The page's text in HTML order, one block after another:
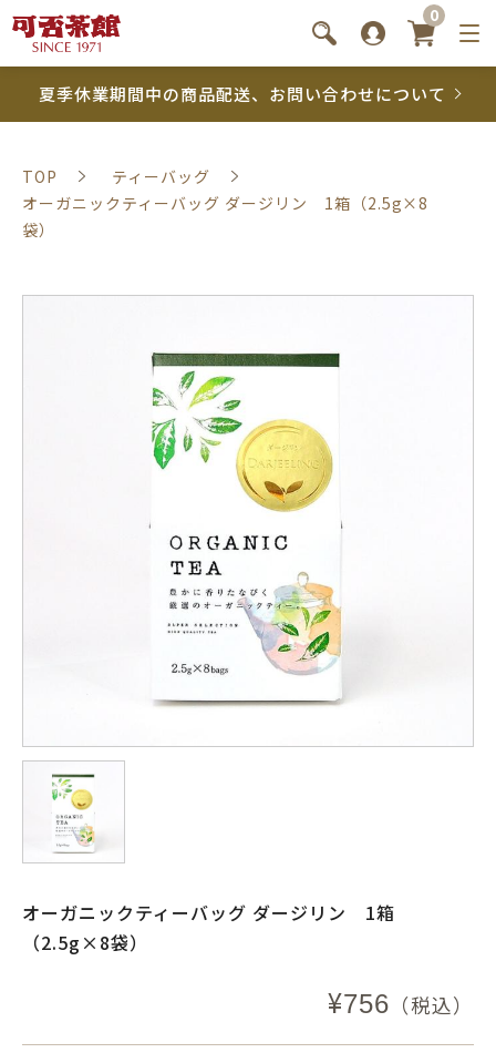
0
夏季休業期間中の商品配送、お問い合わせについて
TOP
ティーバッグ
オーガニックティーバッグ ダージリン 1箱（2.5g×8
袋）
オーガニックティーバッグ ダージリン 1箱
（2.5g×8袋）
¥756 （税込）